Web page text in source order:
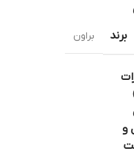
برند
براون
و